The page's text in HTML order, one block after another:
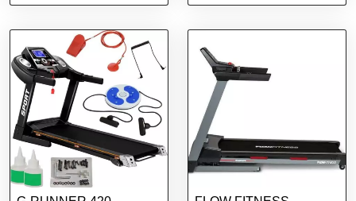
Futópad masszázsövvel és
elektromos Futópad